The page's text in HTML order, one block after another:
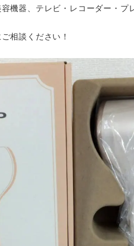
機器、テレビ・レコーダー・
相談ください！